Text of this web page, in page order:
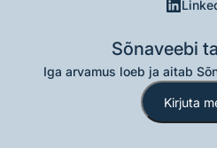
Sõnaveebi
Iga arvamus loeb ja aitab
Kirjuta